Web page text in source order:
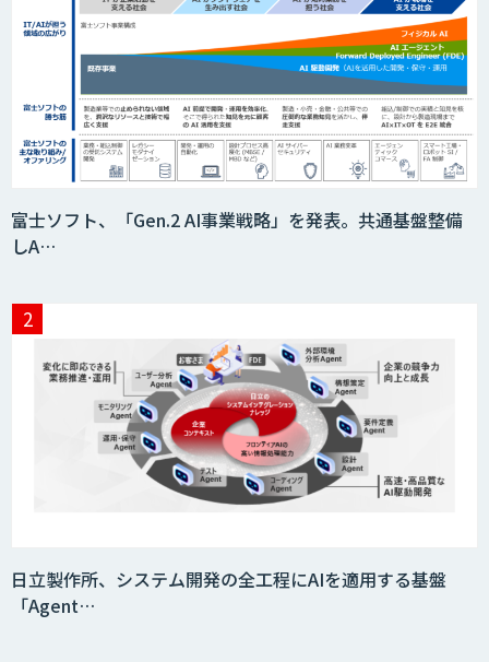
富士ソフト、「Gen.2 AI事業戦略」を発表。共通基盤整備
しA…
日立製作所、システム開発の全工程にAIを適用する基盤
「Agent…